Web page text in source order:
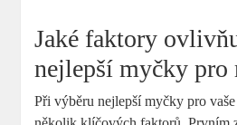
Jaké faktory
nejlepší myčky pro
Při výběru nejlepší myčky pro